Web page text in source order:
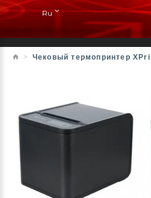
Ru
Чековый термопринтер